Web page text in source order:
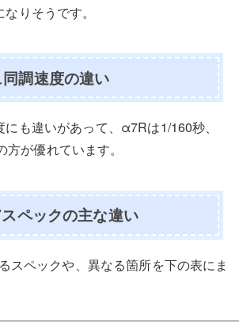
りそうです。
調速度の違い
も違いがあって、α7Rは1/160秒、
が優れています。
ペックの主な違い
スペックや、異なる箇所を下の表にま